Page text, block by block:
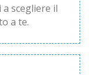
scegliere il
a te.